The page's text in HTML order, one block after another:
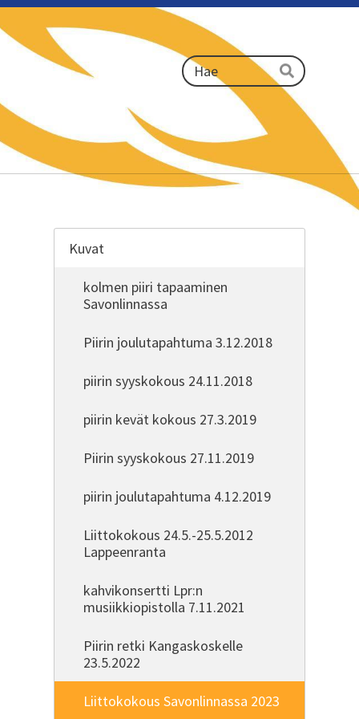
Haku
Hae
Kuvat
kolmen piiri tapaaminen
Savonlinnassa
Piirin joulutapahtuma 3.12.2018
piirin syyskokous 24.11.2018
piirin kevät kokous 27.3.2019
Piirin syyskokous 27.11.2019
piirin joulutapahtuma 4.12.2019
Liittokokous 24.5.-25.5.2012
Lappeenranta
kahvikonsertti Lpr:n
musiikkiopistolla 7.11.2021
Piirin retki Kangaskoskelle
23.5.2022
Liittokokous Savonlinnassa 2023